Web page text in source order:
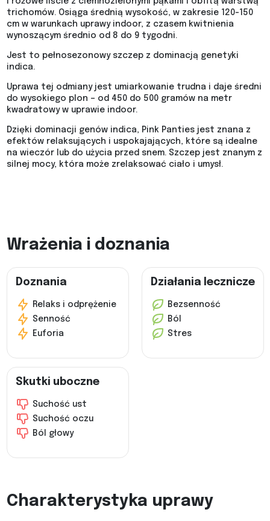
trichomów. Osiąga średnią wysokość, w zakresie 120-150
cm w warunkach uprawy indoor, z czasem kwitnienia
wynoszącym średnio od 8 do 9 tygodni.
Jest to pełnosezonowy szczep z dominacją genetyki
indica.
Uprawa tej odmiany jest umiarkowanie trudna i daje średni
do wysokiego plon – od 450 do 500 gramów na metr
kwadratowy w uprawie indoor.
Dzięki dominacji genów indica, Pink Panties jest znana z
efektów relaksujących i uspokajających, które są idealne
na wieczór lub do użycia przed snem. Szczep jest znanym z
silnej mocy, która może zrelaksować ciało i umysł.
Wrażenia i doznania
Doznania
Relaks i odprężenie
Senność
Euforia
Działania lecznicze
Bezsenność
Ból
Stres
Skutki uboczne
Suchość ust
Suchość oczu
Ból głowy
Charakterystyka uprawy